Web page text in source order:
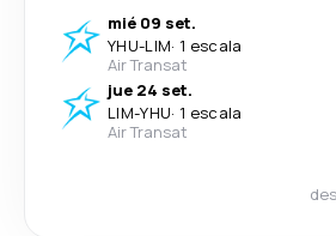
mié 09 set.
YHU-LIM· 1 escala
Air Transat
jue 24 set.
LIM-YHU· 1 escala
Air Transat